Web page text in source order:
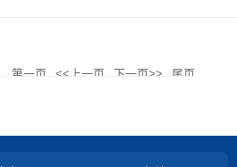
第一页 <<上一页 下一页>> 尾页